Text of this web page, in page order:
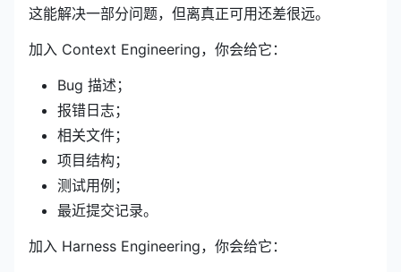
这能解决一部分问题，但离真正可用还差很远。
加入 Context Engineering，你会给它：
Bug 描述；
报错日志；
相关文件；
项目结构；
测试用例；
最近提交记录。
加入 Harness Engineering，你会给它：